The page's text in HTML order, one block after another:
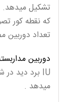
تشکیل میدهد.
که نقطه کور
تعداد دوربین
دوربین
میدهد .